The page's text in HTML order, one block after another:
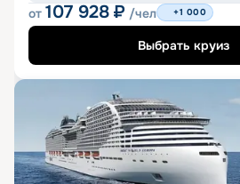
от 107 928 ₽ /чел +1 000
Выбрать круиз